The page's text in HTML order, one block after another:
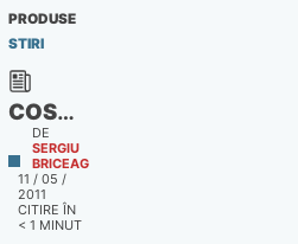
aplicații
din
Android
Market
PRODUSE
STIRI
COSMOTE
Numar
de
Aur:
Combinatii
DE
SERGIU
BRICEAG
11 / 05 /
2011
CITIRE ÎN
< 1 MINUT